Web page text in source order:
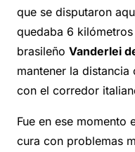
que se disputaron
quedaba 6
brasileño Vanderlei
mantener la
con el corredor
Fue en ese momento
cura con problemas